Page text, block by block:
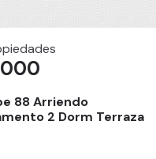
88 Arriendo
2 Dorm Terraza